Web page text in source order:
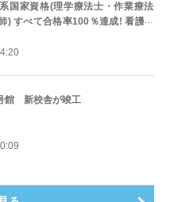
国家資格(理学療法士・作業療法
) すべて合格率100％達成! 看護師
8年連続の快挙!!
館 新校舎が竣工